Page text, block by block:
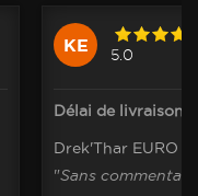
KE 5.0
Délai de livraison:
Drek'Thar EURO -
"Sans